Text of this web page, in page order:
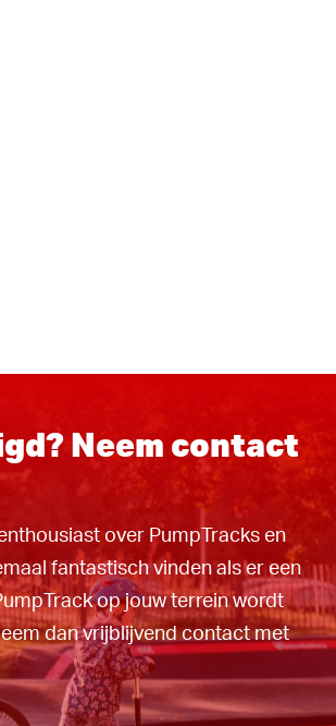
Neem contact
over PumpTracks en
fantastisch vinden als er een
op jouw terrein wordt
dan vrijblijvend contact met